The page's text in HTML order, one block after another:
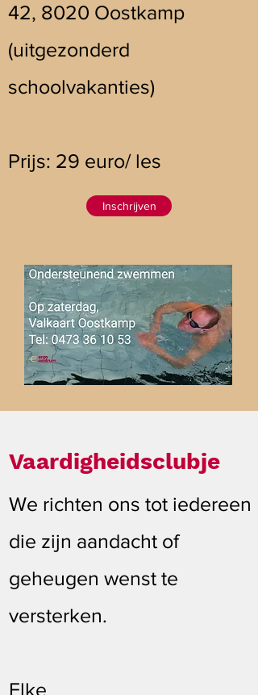
42, 8020 Oostkamp
(uitgezonderd
schoolvakanties)
Prijs: 29 euro/ les
Inschrijven
Vaardigheidsclubje
We richten ons tot iedereen
die zijn aandacht of
geheugen wenst te
versterken.
Elke